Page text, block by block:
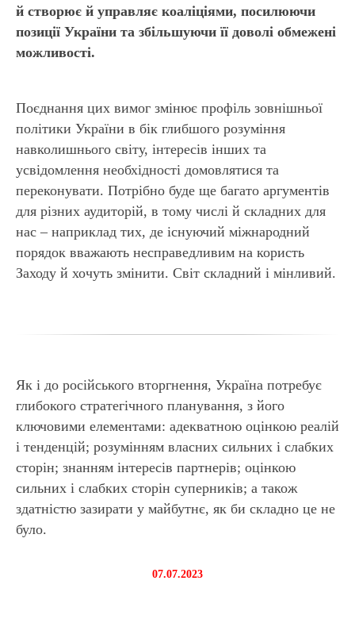
й створює й управляє коаліціями, посилюючи
позиції України та збільшуючи її доволі обмежені
можливості.
Поєднання цих вимог змінює профіль зовнішньої
політики України в бік глибшого розуміння
навколишнього світу, інтересів інших та
усвідомлення необхідності домовлятися та
переконувати. Потрібно буде ще багато аргументів
для різних аудиторій, в тому числі й складних для
нас – наприклад тих, де існуючий міжнародний
порядок вважають несправедливим на користь
Заходу й хочуть змінити. Світ складний і мінливий.
Як і до російського вторгнення, Україна потребує
глибокого стратегічного планування, з його
ключовими елементами: адекватною оцінкою реалій
і тенденцій; розумінням власних сильних і слабких
сторін; знанням інтересів партнерів; оцінкою
сильних і слабких сторін суперників; а також
здатністю зазирати у майбутнє, як би складно це не
було.
07.07.2023